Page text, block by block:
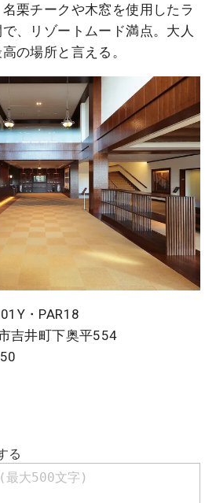
栗チークや木窓を使用したラ
、リゾートムード満点。大人
の場所と言える。
・PAR18
吉井町下奥平554